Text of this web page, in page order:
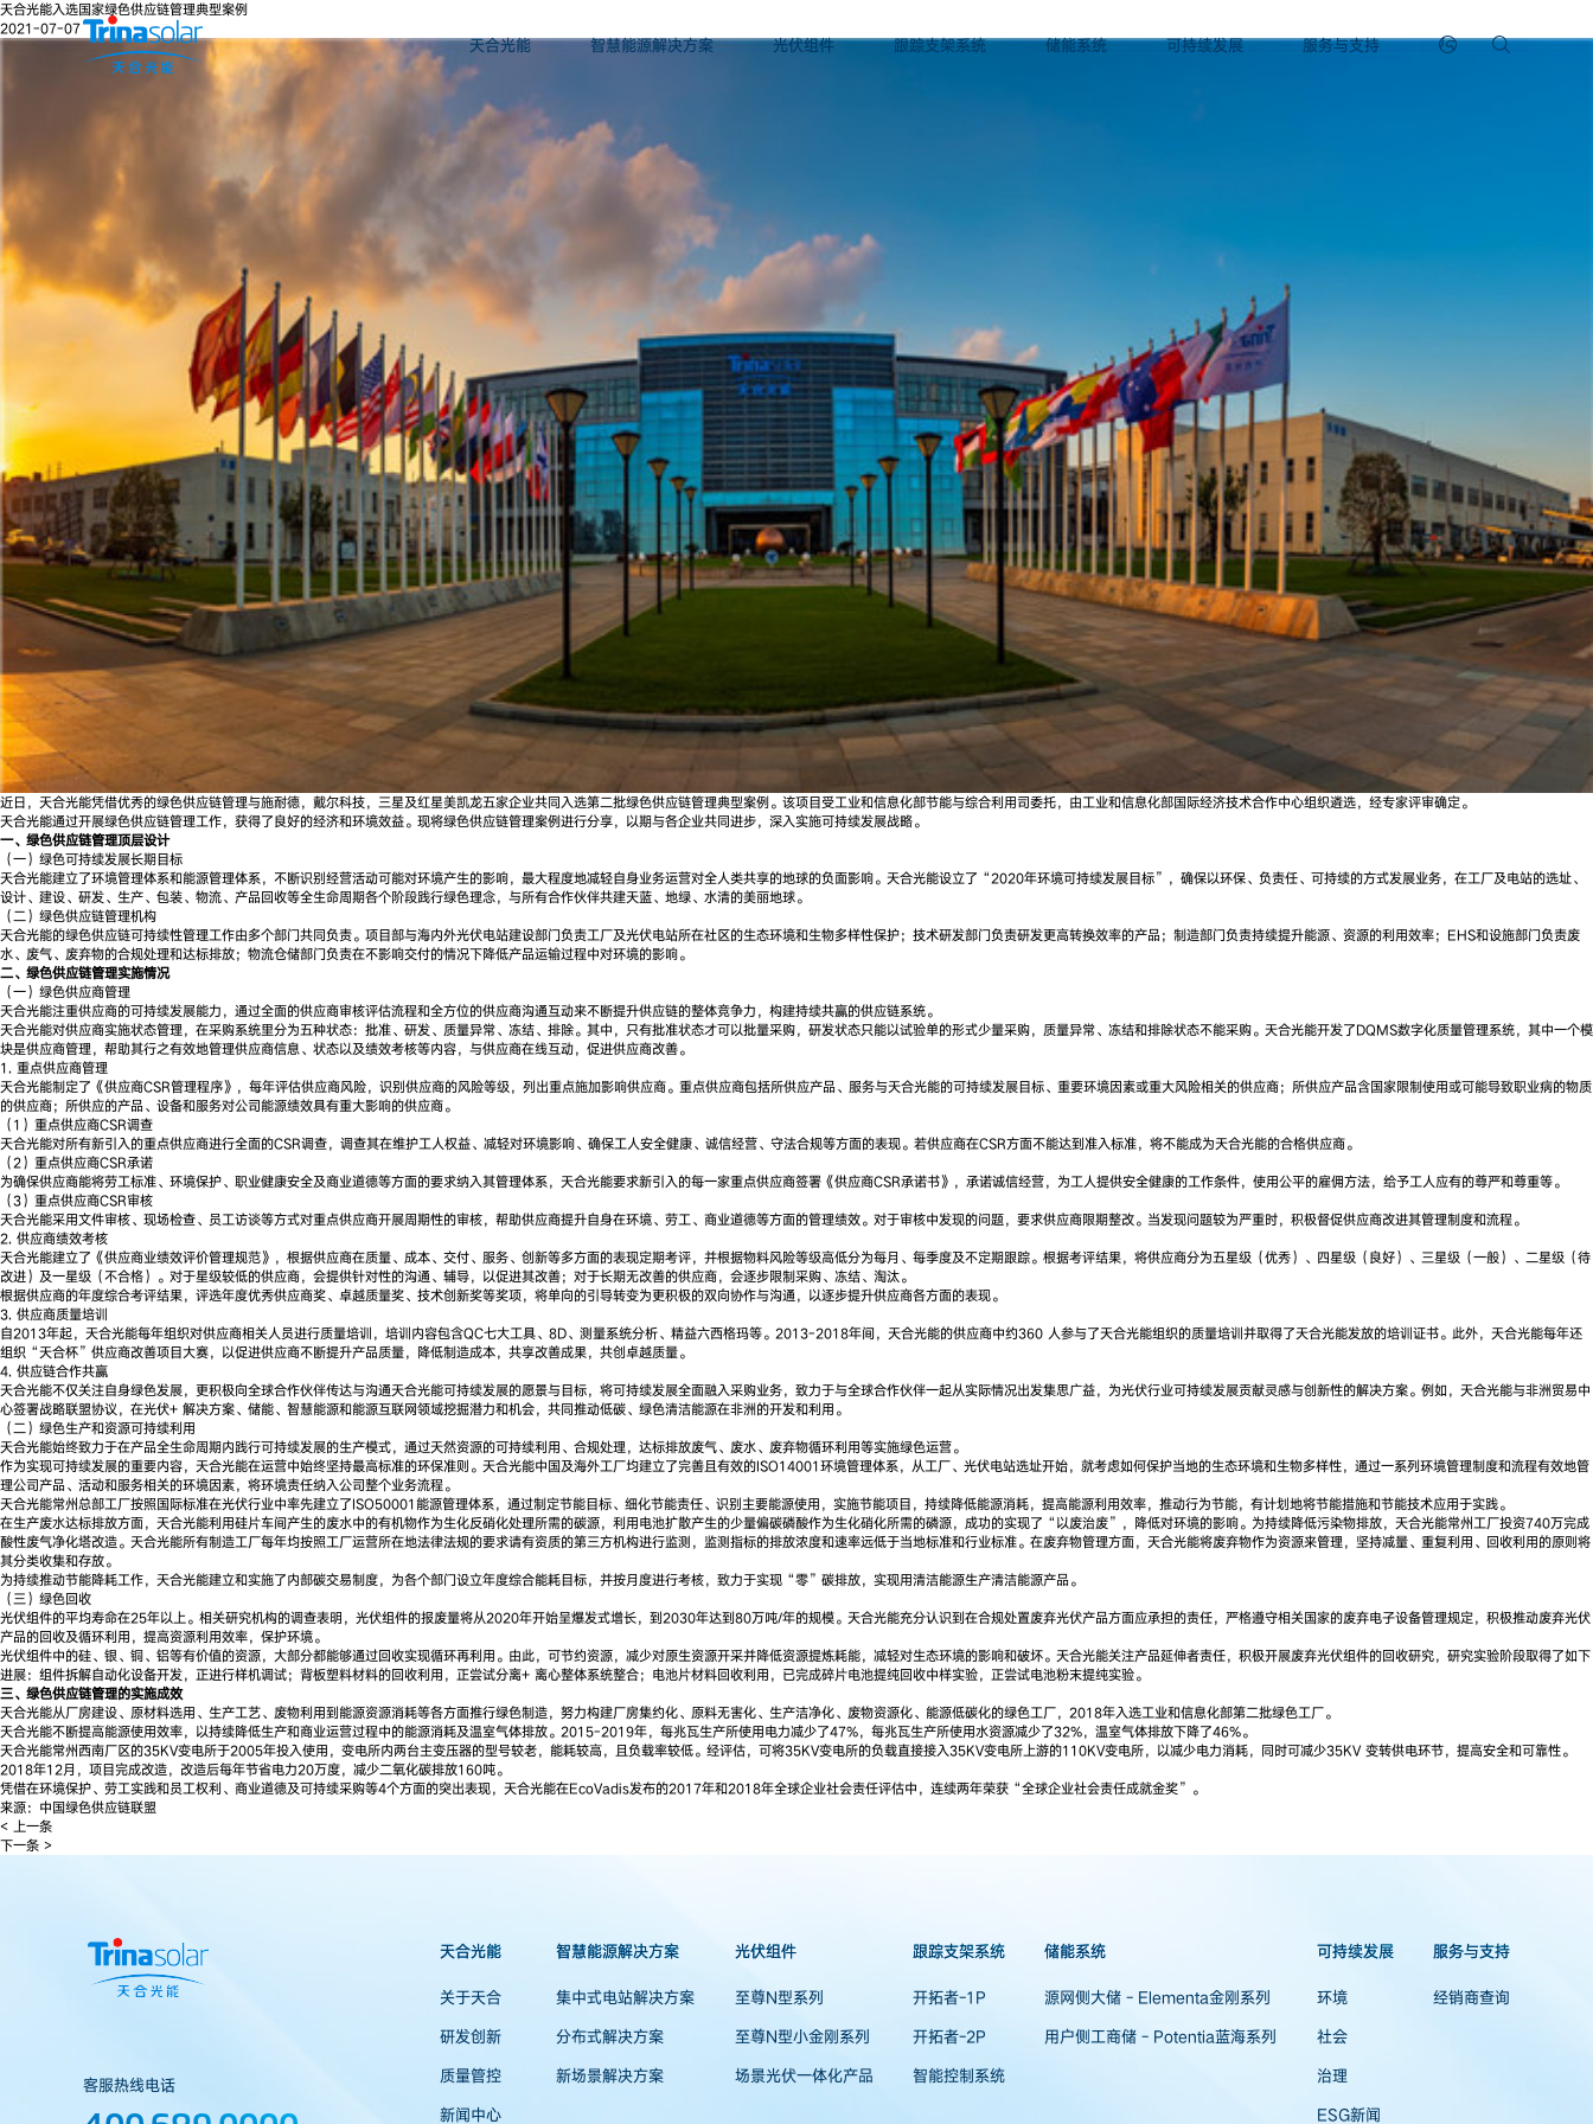
天合光能 智慧能源解决方案 光伏组件 跟踪支架系统 储能系统 可持续发展 服务与支持
天合光能入选国家绿色供应链管理典型案例
2021-07-07
近日，天合光能凭借优秀的绿色供应链管理与施耐德，戴尔科技，三星及红星美凯龙五家企业共同入选第二批绿色供应链管理典型案例。该项目受工业和信息化部节能与综合利用司委托，由工业和信息化部国际经济技术合作中心组织遴选，经专家评审确定。
天合光能通过开展绿色供应链管理工作，获得了良好的经济和环境效益。现将绿色供应链管理案例进行分享，以期与各企业共同进步，深入实施可持续发展战略。
一、绿色供应链管理顶层设计
（一）绿色可持续发展长期目标
天合光能建立了环境管理体系和能源管理体系，不断识别经营活动可能对环境产生的影响，最大程度地减轻自身业务运营对全人类共享的地球的负面影响。天合光能设立了“2020年环境可持续发展目标”，确保以环保、负责任、可持续的方式发展业务，在工厂及电站的选址、
设计、建设、研发、生产、包装、物流、产品回收等全生命周期各个阶段践行绿色理念，与所有合作伙伴共建天蓝、地绿、水清的美丽地球。
（二）绿色供应链管理机构
天合光能的绿色供应链可持续性管理工作由多个部门共同负责。项目部与海内外光伏电站建设部门负责工厂及光伏电站所在社区的生态环境和生物多样性保护；技术研发部门负责研发更高转换效率的产品；制造部门负责持续提升能源、资源的利用效率；EHS和设施部门负责废
水、废气、废弃物的合规处理和达标排放；物流仓储部门负责在不影响交付的情况下降低产品运输过程中对环境的影响。
二、绿色供应链管理实施情况
（一）绿色供应商管理
天合光能注重供应商的可持续发展能力，通过全面的供应商审核评估流程和全方位的供应商沟通互动来不断提升供应链的整体竞争力，构建持续共赢的供应链系统。
天合光能对供应商实施状态管理，在采购系统里分为五种状态：批准、研发、质量异常、冻结、排除。其中，只有批准状态才可以批量采购，研发状态只能以试验单的形式少量采购，质量异常、冻结和排除状态不能采购。天合光能开发了DQMS数字化质量管理系统，其中一个模
块是供应商管理，帮助其行之有效地管理供应商信息、状态以及绩效考核等内容，与供应商在线互动，促进供应商改善。
1. 重点供应商管理
天合光能制定了《供应商CSR管理程序》，每年评估供应商风险，识别供应商的风险等级，列出重点施加影响供应商。重点供应商包括所供应产品、服务与天合光能的可持续发展目标、重要环境因素或重大风险相关的供应商；所供应产品含国家限制使用或可能导致职业病的物质
的供应商；所供应的产品、设备和服务对公司能源绩效具有重大影响的供应商。
（1）重点供应商CSR调查
天合光能对所有新引入的重点供应商进行全面的CSR调查，调查其在维护工人权益、减轻对环境影响、确保工人安全健康、诚信经营、守法合规等方面的表现。若供应商在CSR方面不能达到准入标准，将不能成为天合光能的合格供应商。
（2）重点供应商CSR承诺
为确保供应商能将劳工标准、环境保护、职业健康安全及商业道德等方面的要求纳入其管理体系，天合光能要求新引入的每一家重点供应商签署《供应商CSR承诺书》，承诺诚信经营，为工人提供安全健康的工作条件，使用公平的雇佣方法，给予工人应有的尊严和尊重等。
（3）重点供应商CSR审核
天合光能采用文件审核、现场检查、员工访谈等方式对重点供应商开展周期性的审核，帮助供应商提升自身在环境、劳工、商业道德等方面的管理绩效。对于审核中发现的问题，要求供应商限期整改。当发现问题较为严重时，积极督促供应商改进其管理制度和流程。
2. 供应商绩效考核
天合光能建立了《供应商业绩效评价管理规范》，根据供应商在质量、成本、交付、服务、创新等多方面的表现定期考评，并根据物料风险等级高低分为每月、每季度及不定期跟踪。根据考评结果，将供应商分为五星级（优秀）、四星级（良好）、三星级（一般）、二星级（待
改进）及一星级（不合格）。对于星级较低的供应商，会提供针对性的沟通、辅导，以促进其改善；对于长期无改善的供应商，会逐步限制采购、冻结、淘汰。
根据供应商的年度综合考评结果，评选年度优秀供应商奖、卓越质量奖、技术创新奖等奖项，将单向的引导转变为更积极的双向协作与沟通，以逐步提升供应商各方面的表现。
3. 供应商质量培训
自2013年起，天合光能每年组织对供应商相关人员进行质量培训，培训内容包含QC七大工具、8D、测量系统分析、精益六西格玛等。2013-2018年间，天合光能的供应商中约360 人参与了天合光能组织的质量培训并取得了天合光能发放的培训证书。此外，天合光能每年还
组织“天合杯”供应商改善项目大赛，以促进供应商不断提升产品质量，降低制造成本，共享改善成果，共创卓越质量。
4. 供应链合作共赢
天合光能不仅关注自身绿色发展，更积极向全球合作伙伴传达与沟通天合光能可持续发展的愿景与目标，将可持续发展全面融入采购业务，致力于与全球合作伙伴一起从实际情况出发集思广益，为光伏行业可持续发展贡献灵感与创新性的解决方案。例如，天合光能与非洲贸易中
心签署战略联盟协议，在光伏+ 解决方案、储能、智慧能源和能源互联网领域挖掘潜力和机会，共同推动低碳、绿色清洁能源在非洲的开发和利用。
（二）绿色生产和资源可持续利用
天合光能始终致力于在产品全生命周期内践行可持续发展的生产模式，通过天然资源的可持续利用、合规处理，达标排放废气、废水、废弃物循环利用等实施绿色运营。
作为实现可持续发展的重要内容，天合光能在运营中始终坚持最高标准的环保准则。天合光能中国及海外工厂均建立了完善且有效的ISO14001环境管理体系，从工厂、光伏电站选址开始，就考虑如何保护当地的生态环境和生物多样性，通过一系列环境管理制度和流程有效地管
理公司产品、活动和服务相关的环境因素，将环境责任纳入公司整个业务流程。
天合光能常州总部工厂按照国际标准在光伏行业中率先建立了ISO50001能源管理体系，通过制定节能目标、细化节能责任、识别主要能源使用，实施节能项目，持续降低能源消耗，提高能源利用效率，推动行为节能，有计划地将节能措施和节能技术应用于实践。
在生产废水达标排放方面，天合光能利用硅片车间产生的废水中的有机物作为生化反硝化处理所需的碳源，利用电池扩散产生的少量偏碳磷酸作为生化硝化所需的磷源，成功的实现了“以废治废”，降低对环境的影响。为持续降低污染物排放，天合光能常州工厂投资740万完成
酸性废气净化塔改造。天合光能所有制造工厂每年均按照工厂运营所在地法律法规的要求请有资质的第三方机构进行监测，监测指标的排放浓度和速率远低于当地标准和行业标准。在废弃物管理方面，天合光能将废弃物作为资源来管理，坚持减量、重复利用、回收利用的原则将
其分类收集和存放。
为持续推动节能降耗工作，天合光能建立和实施了内部碳交易制度，为各个部门设立年度综合能耗目标，并按月度进行考核，致力于实现“零”碳排放，实现用清洁能源生产清洁能源产品。
（三）绿色回收
光伏组件的平均寿命在25年以上。相关研究机构的调查表明，光伏组件的报废量将从2020年开始呈爆发式增长，到2030年达到80万吨/年的规模。天合光能充分认识到在合规处置废弃光伏产品方面应承担的责任，严格遵守相关国家的废弃电子设备管理规定，积极推动废弃光伏
产品的回收及循环利用，提高资源利用效率，保护环境。
光伏组件中的硅、银、铜、铝等有价值的资源，大部分都能够通过回收实现循环再利用。由此，可节约资源，减少对原生资源开采并降低资源提炼耗能，减轻对生态环境的影响和破坏。天合光能关注产品延伸者责任，积极开展废弃光伏组件的回收研究，研究实验阶段取得了如下
进展：组件拆解自动化设备开发，正进行样机调试；背板塑料材料的回收利用，正尝试分离+ 离心整体系统整合；电池片材料回收利用，已完成碎片电池提纯回收中样实验，正尝试电池粉末提纯实验。
三、绿色供应链管理的实施成效
天合光能从厂房建设、原材料选用、生产工艺、废物利用到能源资源消耗等各方面推行绿色制造，努力构建厂房集约化、原料无害化、生产洁净化、废物资源化、能源低碳化的绿色工厂，2018年入选工业和信息化部第二批绿色工厂。
天合光能不断提高能源使用效率，以持续降低生产和商业运营过程中的能源消耗及温室气体排放。2015-2019年，每兆瓦生产所使用电力减少了47%，每兆瓦生产所使用水资源减少了32%，温室气体排放下降了46%。
天合光能常州西南厂区的35KV变电所于2005年投入使用，变电所内两台主变压器的型号较老，能耗较高，且负载率较低。经评估，可将35KV变电所的负载直接接入35KV变电所上游的110KV变电所，以减少电力消耗，同时可减少35KV 变转供电环节，提高安全和可靠性。
2018年12月，项目完成改造，改造后每年节省电力20万度，减少二氧化碳排放160吨。
凭借在环境保护、劳工实践和员工权利、商业道德及可持续采购等4个方面的突出表现，天合光能在EcoVadis发布的2017年和2018年全球企业社会责任评估中，连续两年荣获“全球企业社会责任成就金奖”。
来源：中国绿色供应链联盟
< 上一条
下一条 >
客服热线电话
天合光能
关于天合
研发创新
质量管控
新闻中心
智慧能源解决方案
集中式电站解决方案
分布式解决方案
新场景解决方案
光伏组件
至尊N型系列
至尊N型小金刚系列
场景光伏一体化产品
跟踪支架系统
开拓者-1P
开拓者-2P
智能控制系统
储能系统
源网侧大储 - Elementa金刚系列
用户侧工商储 - Potentia蓝海系列
可持续发展
环境
社会
治理
ESG新闻
服务与支持
经销商查询